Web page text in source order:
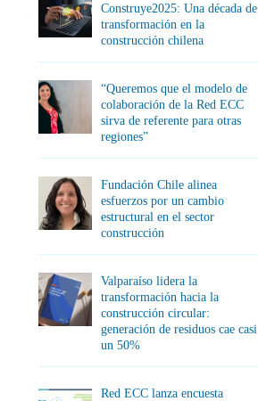
Construye2025: Una década de
transformación en la
construcción chilena
“Queremos que el modelo de
colaboración de la Red ECC
sirva de referente para otras
regiones”
Fundación Chile alinea
esfuerzos por un cambio
estructural en el sector
construcción
Valparaíso lidera la
transformación hacia la
construcción circular:
generación de residuos cae casi
un 50%
Red ECC lanza encuesta